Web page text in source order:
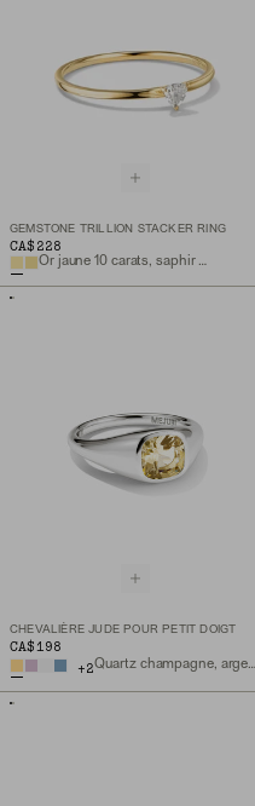
GEMSTONE TRILLION STACKER RING
CA$228
CHEVALIÈRE JUDE POUR PETIT DOIGT
CA$198
+2